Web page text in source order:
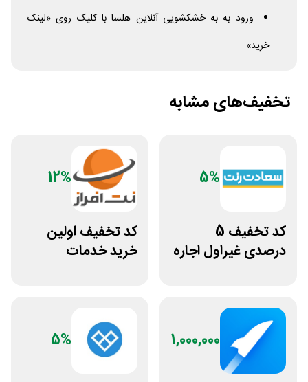
ورود به به خشکشویی آنلاین هلسا با کلیک روی «لینک
خرید»
تخفیف‌های مشابه
5%
کد تخفیف 5
درصدی غیراول اجاره
12%
کد تخفیف اولین
خرید خدمات
1,000,000
5%